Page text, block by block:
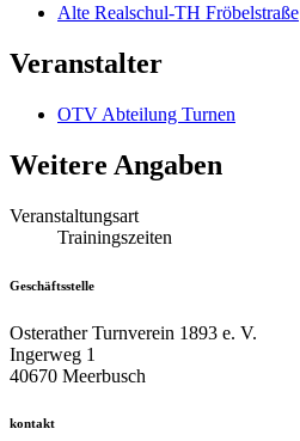
Alte Realschul-TH Fröbelstraße
Veranstalter
OTV Abteilung Turnen
Weitere Angaben
Veranstaltungsart
Trainingszeiten
Geschäftsstelle
Osterather Turnverein 1893 e. V.
Ingerweg 1
40670 Meerbusch
kontakt